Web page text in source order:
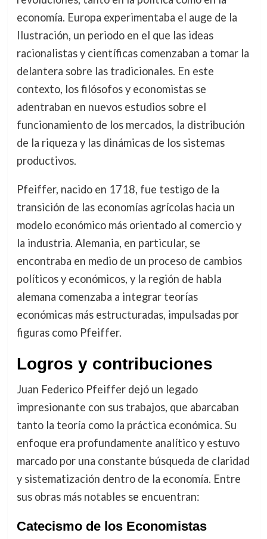
economía. Europa experimentaba el auge de la
Ilustración, un periodo en el que las ideas
racionalistas y científicas comenzaban a tomar la
delantera sobre las tradicionales. En este
contexto, los filósofos y economistas se
adentraban en nuevos estudios sobre el
funcionamiento de los mercados, la distribución
de la riqueza y las dinámicas de los sistemas
productivos.
Pfeiffer, nacido en 1718, fue testigo de la
transición de las economías agrícolas hacia un
modelo económico más orientado al comercio y
la industria. Alemania, en particular, se
encontraba en medio de un proceso de cambios
políticos y económicos, y la región de habla
alemana comenzaba a integrar teorías
económicas más estructuradas, impulsadas por
figuras como Pfeiffer.
Logros y contribuciones
Juan Federico Pfeiffer dejó un legado
impresionante con sus trabajos, que abarcaban
tanto la teoría como la práctica económica. Su
enfoque era profundamente analítico y estuvo
marcado por una constante búsqueda de claridad
y sistematización dentro de la economía. Entre
sus obras más notables se encuentran:
Catecismo de los Economistas